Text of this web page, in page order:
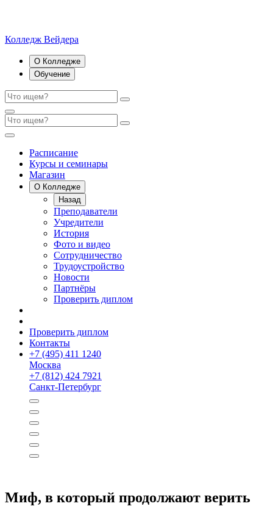
Колледж Вейдера
О Колледже
Обучение
Расписание
Курсы и семинары
Магазин
О Колледже
Назад
Преподаватели
Учредители
История
Фото и видео
Сотрудничество
Трудоустройство
Новости
Партнёры
Проверить диплом
Проверить диплом
Контакты
+7 (495) 411 1240
Москва
+7 (812) 424 7921
Санкт-Петербург
Миф, в который продолжают верить